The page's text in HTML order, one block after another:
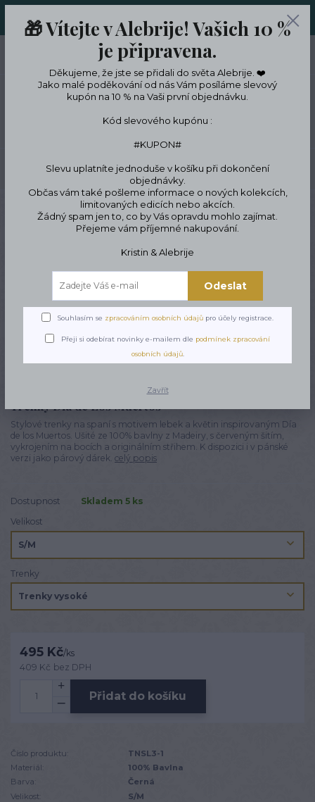
LIMITKÁCH
CZK
Hledat
Trenky Dámské trenky Trenky na spaní Lebky
Trenky na spaní Lebky
Trenky Dia de Los Muertos
Stylové trenky na spaní s motivem lebek a květin inspirovaným Día
de los Muertos. Ušité ze 100% bavlny z Madeiry, s červeným šitím,
vykrojením na bocích a originálním střihem. K dispozici i v pánské
verzi jako párový dárek. celý popis
Dostupnost
Skladem 5 ks
Velikost
Trenky
495 Kč/ks
409 Kč bez DPH
Přidat do košíku
Číslo produktu:
TNSL3-1
Materiál:
100% Bavlna
Barva:
Černá
Velikost:
S/M
🎁 Vítejte v Alebrije! Vašich 10 %
je připravena.
Děkujeme, že jste se přidali do světa Alebrije. ❤️
Jako malé poděkování od nás Vám posíláme slevový
kupón na 10 % na Vaši první objednávku.
Kód slevového kupónu :
#KUPON#
Slevu uplatníte jednoduše v košíku při dokončení
objednávky.
Občas vám také pošleme informace o nových kolekcích,
limitovaných edicích nebo akcích.
Žádný spam jen to, co by Vás opravdu mohlo zajímat.
Přejeme vám příjemné nakupování.
Kristin & Alebrije
Odeslat
Souhlasím se zpracováním osobních údajů pro účely registrace.
Přeji si odebírat novinky e-mailem dle podmínek zpracování
osobních údajů.
Zavřít